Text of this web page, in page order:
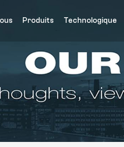
Produits Technologique